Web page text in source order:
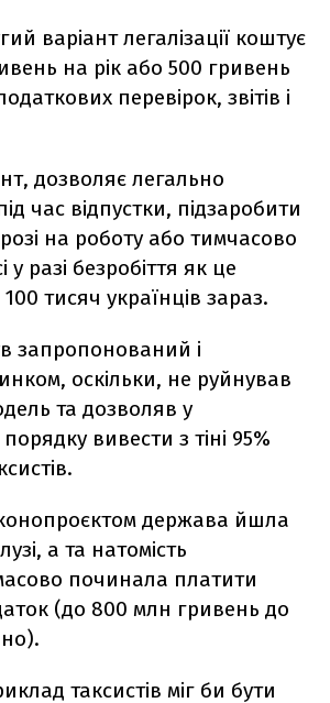
варіант легалізації коштує
на рік або 500 гривень
перевірок, звітів і
дозволяє легально
час відпустки, підзаробити
на роботу або тимчасово
у разі безробіття як це
тисяч українців зараз.
запропонований і
оскільки, не руйнував
та дозволяв у
вивести з тіні 95%
держава йшла
а та натомість
починала платити
(до 800 млн гривень до
таксистів міг би бути